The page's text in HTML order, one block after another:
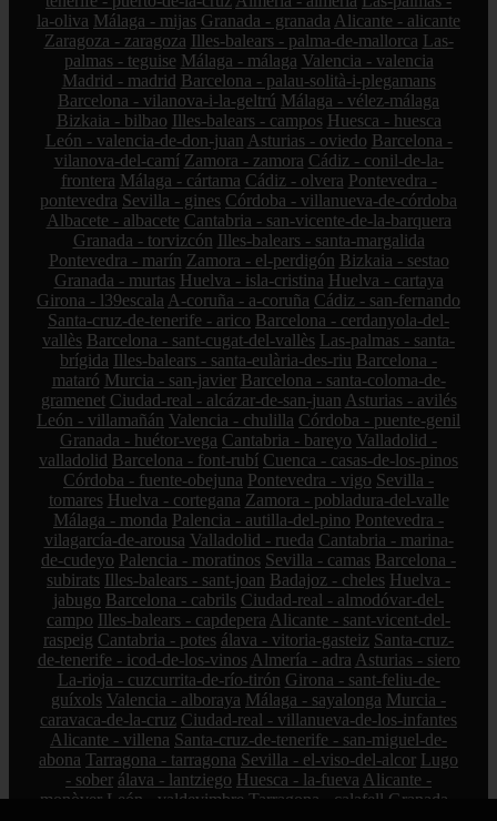
la-oliva Málaga - mijas Granada - granada Alicante - alicante
Zaragoza - zaragoza Illes-balears - palma-de-mallorca Las-
palmas - teguise Málaga - málaga Valencia - valencia
Madrid - madrid Barcelona - palau-solità-i-plegamans
Barcelona - vilanova-i-la-geltrú Málaga - vélez-málaga
Bizkaia - bilbao Illes-balears - campos Huesca - huesca
León - valencia-de-don-juan Asturias - oviedo Barcelona -
vilanova-del-camí Zamora - zamora Cádiz - conil-de-la-
frontera Málaga - cártama Cádiz - olvera Pontevedra -
pontevedra Sevilla - gines Córdoba - villanueva-de-córdoba
Albacete - albacete Cantabria - san-vicente-de-la-barquera
Granada - torvizcón Illes-balears - santa-margalida
Pontevedra - marín Zamora - el-perdigón Bizkaia - sestao
Granada - murtas Huelva - isla-cristina Huelva - cartaya
Girona - l39escala A-coruña - a-coruña Cádiz - san-fernando
Santa-cruz-de-tenerife - arico Barcelona - cerdanyola-del-
vallès Barcelona - sant-cugat-del-vallès Las-palmas - santa-
brígida Illes-balears - santa-eulària-des-riu Barcelona -
mataró Murcia - san-javier Barcelona - santa-coloma-de-
gramenet Ciudad-real - alcázar-de-san-juan Asturias - avilés
León - villamañán Valencia - chulilla Córdoba - puente-genil
Granada - huétor-vega Cantabria - bareyo Valladolid -
valladolid Barcelona - font-rubí Cuenca - casas-de-los-pinos
Córdoba - fuente-obejuna Pontevedra - vigo Sevilla -
tomares Huelva - cortegana Zamora - pobladura-del-valle
Málaga - monda Palencia - autilla-del-pino Pontevedra -
vilagarcía-de-arousa Valladolid - rueda Cantabria - marina-
de-cudeyo Palencia - moratinos Sevilla - camas Barcelona -
subirats Illes-balears - sant-joan Badajoz - cheles Huelva -
jabugo Barcelona - cabrils Ciudad-real - almodóvar-del-
campo Illes-balears - capdepera Alicante - sant-vicent-del-
raspeig Cantabria - potes álava - vitoria-gasteiz Santa-cruz-
de-tenerife - icod-de-los-vinos Almería - adra Asturias - siero
La-rioja - cuzcurrita-de-río-tirón Girona - sant-feliu-de-
guíxols Valencia - alboraya Málaga - sayalonga Murcia -
caravaca-de-la-cruz Ciudad-real - villanueva-de-los-infantes
Alicante - villena Santa-cruz-de-tenerife - san-miguel-de-
abona Tarragona - tarragona Sevilla - el-viso-del-alcor Lugo
- sober álava - lantziego Huesca - la-fueva Alicante -
monòver León - valdevimbre Tarragona - calafell Granada -